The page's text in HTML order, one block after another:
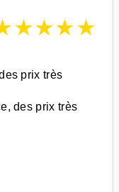
★★★★
prix très
des prix très